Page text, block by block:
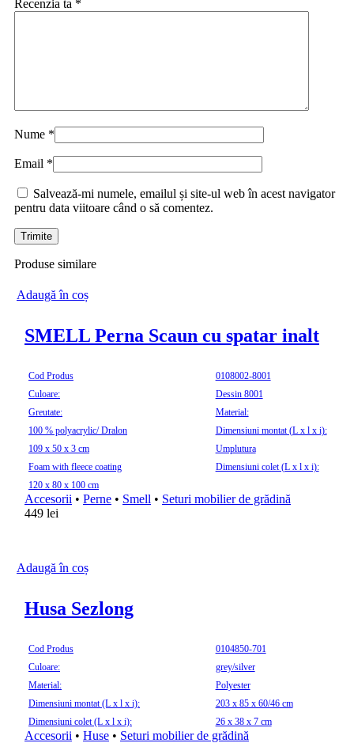
Recenzia ta *
Nume *
Email *
Salvează-mi numele, emailul și site-ul web în acest navigator
pentru data viitoare când o să comentez.
Produse similare
Adaugă în coș
SMELL Perna Scaun cu spatar inalt
Cod Produs
0108002-8001
Culoare:
Dessin 8001
Greutate:
Material:
100 % polyacrylic/ Dralon
Dimensiuni montat (L x l x i):
109 x 50 x 3 cm
Umplutura
Foam with fleece coating
Dimensiuni colet (L x l x i):
120 x 80 x 100 cm
Accesorii • Perne • Smell • Seturi mobilier de grădină
449 lei
Adaugă în coș
Husa Sezlong
Cod Produs
0104850-701
Culoare:
grey/silver
Material:
Polyester
Dimensiuni montat (L x l x i):
203 x 85 x 60/46 cm
Dimensiuni colet (L x l x i):
26 x 38 x 7 cm
Accesorii • Huse • Seturi mobilier de grădină